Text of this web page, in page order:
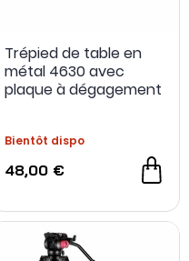
Trépied de table en
métal 4630 avec
plaque à dégagement
Bientôt dispo
48,00 €